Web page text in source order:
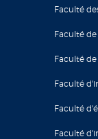
Faculté
Faculté
Faculté
Faculté
Faculté
Faculté